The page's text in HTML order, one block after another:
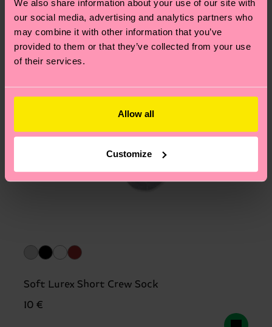
We also share information about your use of our site with
our social media, advertising and analytics partners who
may combine it with other information that you’ve
provided to them or that they’ve collected from your use
of their services.
Allow all
Customize
Polyamide, 1% Elastane
am häufigsten gestellten Fragen.
Soft Lurex Short Crew Sock
10 €